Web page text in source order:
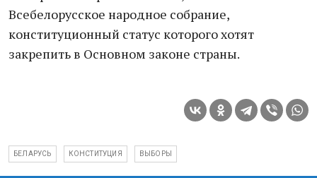
Всебелорусское народное собрание,
конституционный статус которого хотят
закрепить в Основном законе страны.
БЕЛАРУСЬ КОНСТИТУЦИЯ ВЫБОРЫ